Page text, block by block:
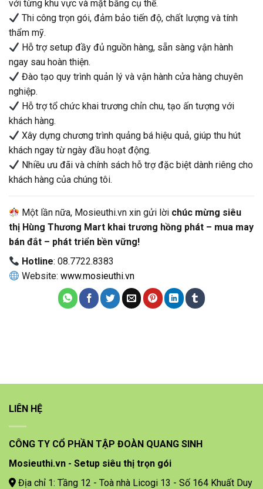
với từng khu vực và mặt bằng cụ thể.
Thi công trọn gói, đảm bảo tiến độ, chất lượng và tính
thẩm mỹ.
Hỗ trợ setup đầy đủ nguồn hàng, sẵn sàng vận hành
ngay sau hoàn thiện.
Đào tạo quy trình quản lý và vận hành cửa hàng chuyên
nghiệp.
Hỗ trợ tổ chức khai trương chỉn chu, tạo ấn tượng với
khách hàng.
Xây dựng chương trình quảng bá hiệu quả, giúp thu hút
khách ngay từ ngày đầu hoạt động.
Nhiều ưu đãi và chính sách hỗ trợ đặc biệt dành riêng cho
khách hàng của chúng tôi.
Một lần nữa, Mosieuthi.vn xin gửi lời chúc mừng siêu
thị Hùng Thương Mart khai trương hồng phát – mua may
bán đắt – phát triển bền vững!
Hotline: 08.7722.8383
Website:www.mosieuthi.vn
LIÊN HỆ
CÔNG TY CỔ PHẦN TẬP ĐOÀN QUANG SINH
Mosieuthi.vn - Setup siêu thị trọn gói
Địa chỉ 1: Tầng 12 - Toà nhà Licogi 13 - Số 164 Khuất Duy